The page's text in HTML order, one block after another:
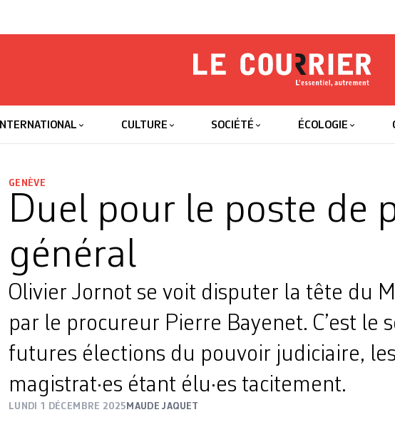
Le Courrier
INTERNATIONAL CULTURE SOCIÉTÉ ÉCOLOGIE
GENÈVE
Duel pour le poste de
général
Olivier Jornot se voit disputer la tête du
par le procureur Pierre Bayenet. C’est le
futures élections du pouvoir judiciaire,
magistrat·es étant élu·es tacitement.
LUNDI 1 DÉCEMBRE 2025 MAUDE JAQUET